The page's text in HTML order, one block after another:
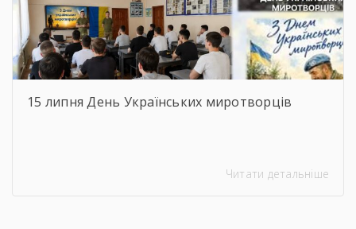
15 липня День Українських миротворців
Читати детальніше